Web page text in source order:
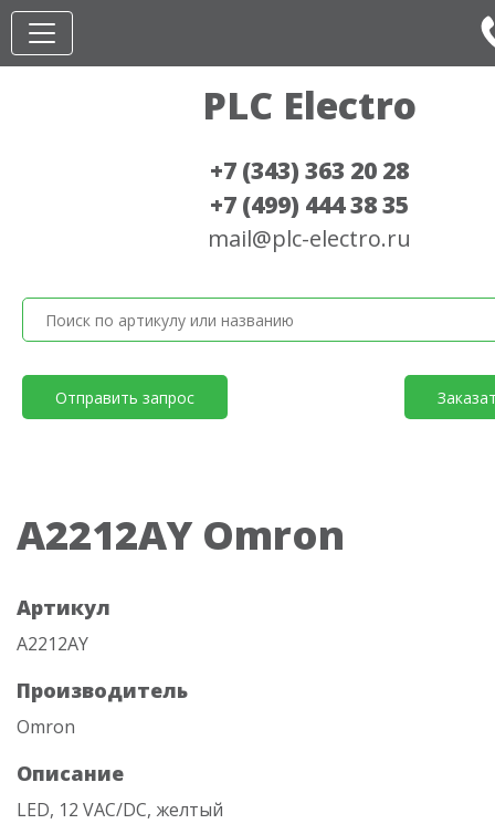
PLC Electro
+7 (343) 363 20 28
+7 (499) 444 38 35
mail@plc-electro.ru
Отправить запрос
A2212AY Omron
Артикул
A2212AY
Производитель
Omron
Описание
LED, 12 VAC/DC, желтый